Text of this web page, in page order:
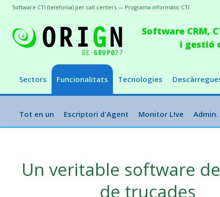
Software CRM,
i gestió
Sectors Funcionalitats Tecnologies
Tot en un Escriptori d'Agent Monitor L!ve Admin.
Software CTI (telefonia) per call centers — Programa informàtic CTI
Un veritable software
de trucades